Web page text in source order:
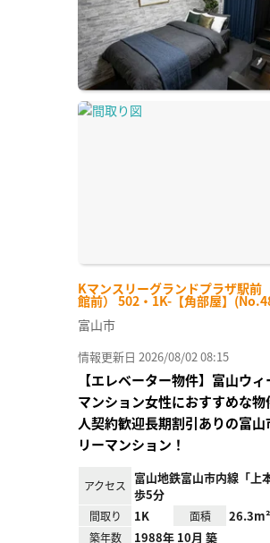
Kマンスリーグランドプラザ駅前
館前） 502・1K-【角部屋】
富山市
情報更新日 2026/08/02 08:15
【エレベーター物件】富山ウ
マンション女性におすすめな
人契約歓迎長期割引ありの富山
リーマンション！
アクセス
富山地鉄富山市内線「上
歩5分
間取り 1K 面積 26.3m²
築年数 1988年 10月 築